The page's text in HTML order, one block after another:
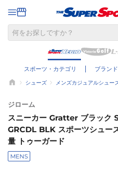
スポーツ・カテゴリ ブランド
シューズ メンズカジュアルシュー
ジローム
スニーカー Gratter ブラック
GRCDL BLK スポーツシュー
量 トゥーガード
MENS